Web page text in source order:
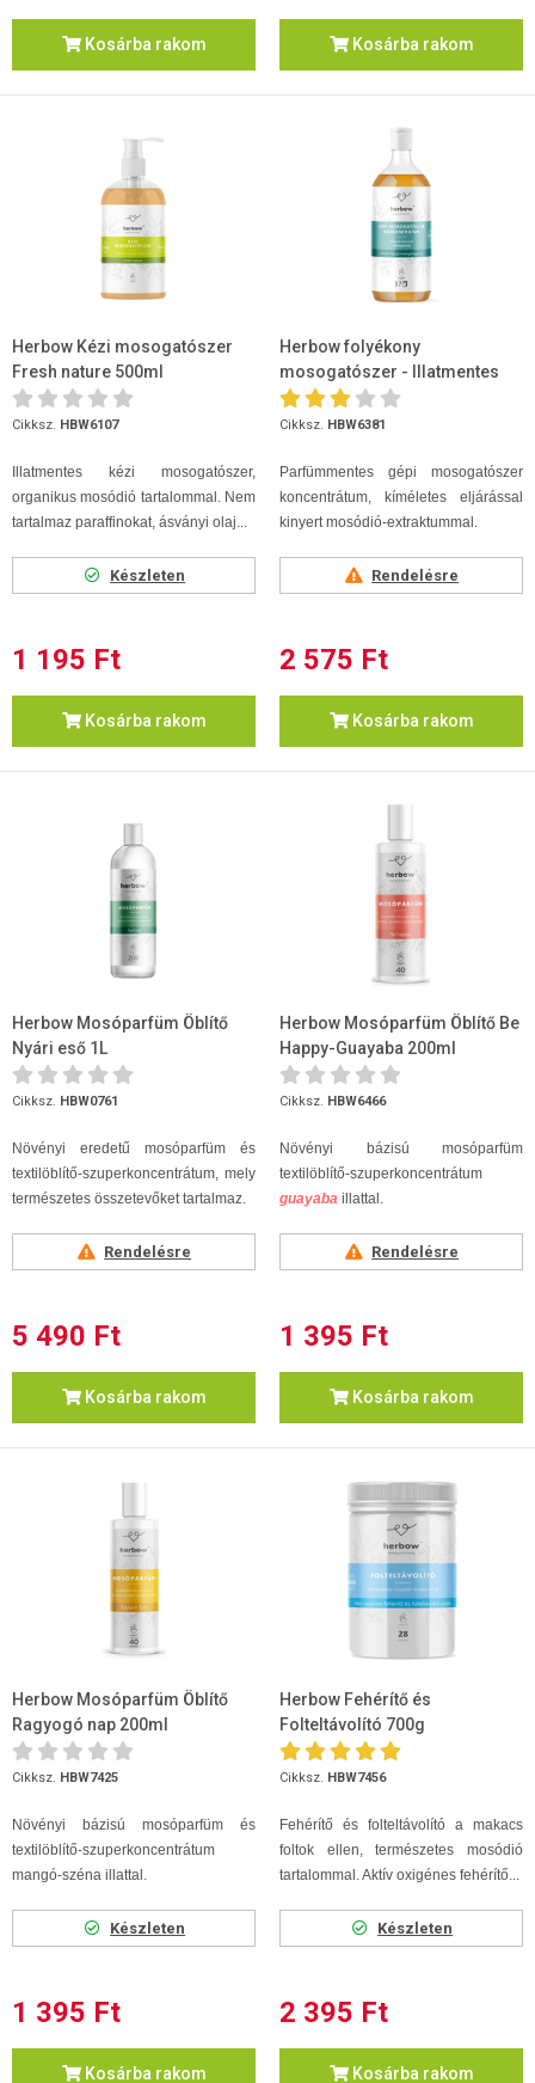
Kosárba rakom Kosárba rakom
Herbow Kézi mosogatószer
Fresh nature 500ml
Cikksz. HBW6107
Illatmentes kézi mosogatószer,
organikus mosódió tartalommal. Nem
tartalmaz paraffinokat, ásványi olaj...
Készleten
1 195 Ft
Kosárba rakom
Herbow folyékony
mosogatószer - Illatmentes
750ml
Cikksz. HBW6381
Parfümmentes gépi mosogatószer
koncentrátum, kíméletes eljárással
kinyert mosódió-extraktummal.
Rendelésre
2 575 Ft
Kosárba rakom
Herbow Mosóparfüm Öblítő
Nyári eső 1L
Cikksz. HBW0761
Növényi eredetű mosóparfüm és
textilöblítő-szuperkoncentrátum, mely
természetes összetevőket tartalmaz.
Rendelésre
5 490 Ft
Kosárba rakom
Herbow Mosóparfüm Öblítő Be
Happy-Guayaba 200ml
Cikksz. HBW6466
Növényi bázisú mosóparfüm
textilöblítő-szuperkoncentrátum
guayaba illattal.
Rendelésre
1 395 Ft
Kosárba rakom
Herbow Mosóparfüm Öblítő
Ragyogó nap 200ml
Cikksz. HBW7425
Növényi bázisú mosóparfüm és
textilöblítő-szuperkoncentrátum
mangó-széna illattal.
Készleten
1 395 Ft
Kosárba rakom
Herbow Fehérítő és
Folteltávolító 700g
Cikksz. HBW7456
Fehérítő és folteltávolító a makacs
foltok ellen, természetes mosódió
tartalommal. Aktív oxigénes fehérítő...
Készleten
2 395 Ft
Kosárba rakom